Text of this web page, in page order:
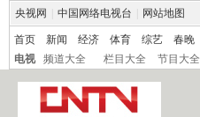
央视网 中国网络电视台 网站地图
首页 新闻 经济 体育 综艺 春晚
电视
频道大全 栏目大全 节目大全